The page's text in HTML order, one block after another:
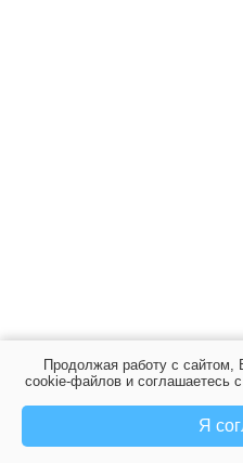
Продолжая работу с сайтом,
cookie-файлов и соглашаетесь с
Я